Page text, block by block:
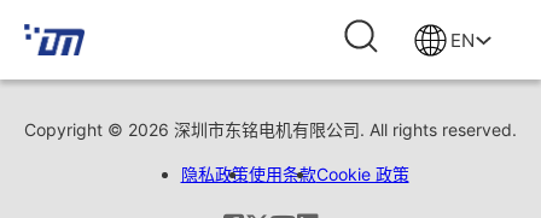
EN
Copyright © 2026 深圳市东铭电机有限公司. All rights reserved.
隐私政策使用条款Cookie 政策